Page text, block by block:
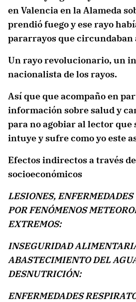
en Valencia en la Alameda
prendió fuego y ese rayo
pararrayos que circundaban
Un rayo revolucionario, un
nacionalista de los rayos.
Así que que acompaño en
información sobre salud y
para no agobiar al lector que
intuye y sufre como yo este
Efectos indirectos a través
socioeconómicos
LESIONES,
POR FENÓMENOS
EXTREMOS:
INSEGURIDAD
ABASTECIMIENTO DEL
DESNUTRICIÓN:
ENFERMEDADES